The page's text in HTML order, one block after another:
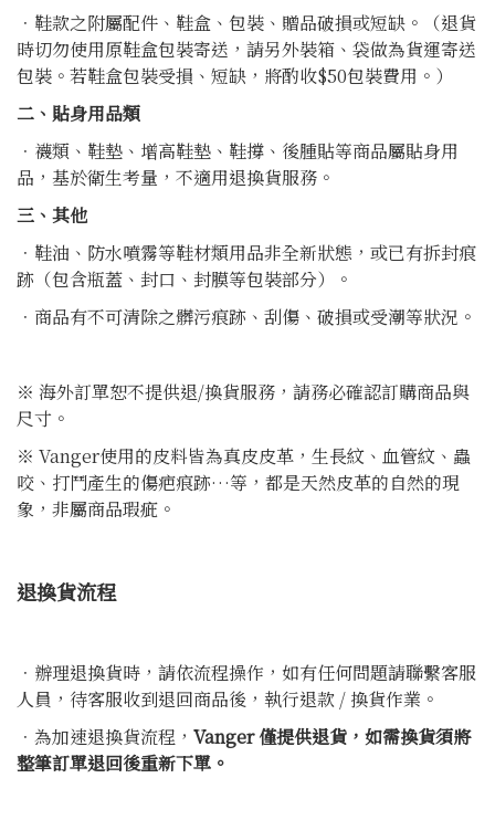
．鞋款之附屬配件、鞋盒、包裝、贈品破損或短缺。（退貨
時切勿使用原鞋盒包裝寄送，請另外裝箱、袋做為貨運寄送
包裝。若鞋盒包裝受損、短缺，將酌收$50包裝費用。）
二、貼身用品類
．襪類、鞋墊、增高鞋墊、鞋撐、後腫貼等商品屬貼身用
品，基於衛生考量，不適用退換貨服務。
三、其他
．鞋油、防水噴霧等鞋材類用品非全新狀態，或已有拆封痕
跡（包含瓶蓋、封口、封膜等包裝部分）。
．商品有不可清除之髒污痕跡、刮傷、破損或受潮等狀況。
※ 海外訂單恕不提供退/換貨服務，請務必確認訂購商品與
尺寸。
※ Vanger使用的皮料皆為真皮皮革，生長紋、血管紋、蟲
咬、打鬥產生的傷疤痕跡…等，都是天然皮革的自然的現
象，非屬商品瑕疵。
退換貨流程
．辦理退換貨時，請依流程操作，如有任何問題請聯繫客服
人員，待客服收到退回商品後，執行退款 / 換貨作業。
．為加速退換貨流程， Vanger 僅提供退貨，如需換貨須將
整筆訂單退回後重新下單。